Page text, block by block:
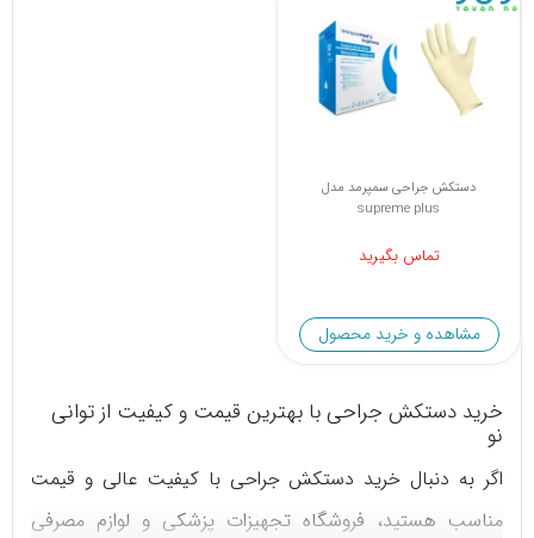
دستکش جراحی سمپرمد مدل
supreme plus
تماس بگیرید
مشاهده و خرید محصول
خرید دستکش جراحی با بهترین قیمت و کیفیت از توانی
نو
اگر به دنبال خرید دستکش جراحی با کیفیت عالی و قیمت
مناسب هستید، فروشگاه تجهیزات پزشکی و لوازم مصرفی